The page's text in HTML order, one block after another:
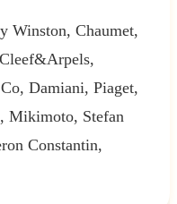
Winston, Chaumet,
Damiani, Piaget,
Mikimoto, Stefan
Constantin,